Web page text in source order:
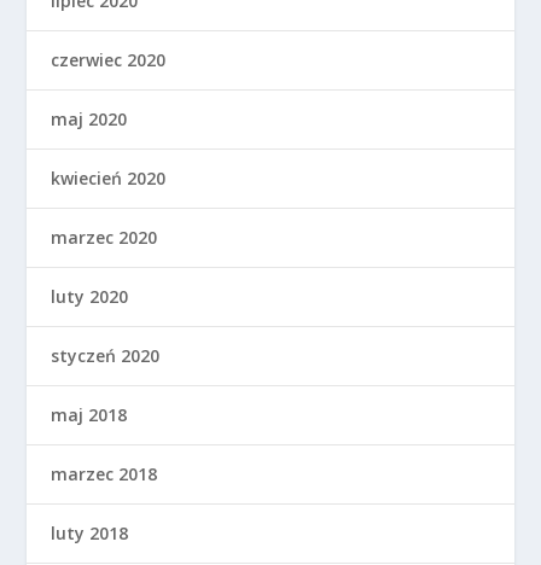
czerwiec 2020
maj 2020
kwiecień 2020
marzec 2020
luty 2020
styczeń 2020
maj 2018
marzec 2018
luty 2018